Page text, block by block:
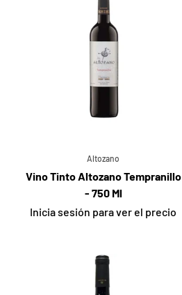
Altozano
Vino Tinto Altozano Tempranillo
- 750 Ml
Inicia sesión para ver el precio